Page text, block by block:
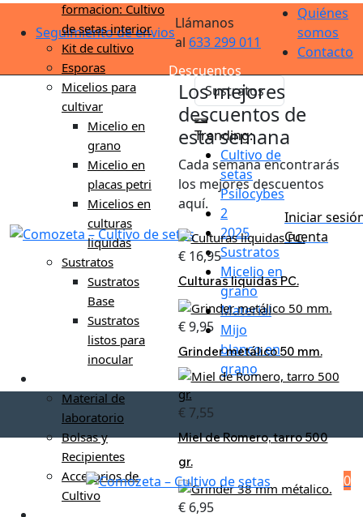
Seguimiento de envios
Llámanos
al 633 299 011
Quiénes
somos
Contacto
Trending:
Cultivo de
setas
Psilocybes
2
2025
Sustratos
Micelio en
grano
Material
Mijo
blanco en
grano
Iniciar
Cuenta
formacion: Cultivo
de setas interior
Kit de cultivo
Esporas
Micelios para
cultivar
Micelio en
grano
Micelio en
placas petri
Micelios en
culturas
liquidas
Sustratos
Sustratos
Base
Sustratos
listos para
inocular
Material de
laboratorio
Bolsas y
Recipientes
Accesorios de
Cultivo
Descuentos
Los mejores
descuentos de
esta semana
Cada semana encontrarás
los mejores descuentos
aquí.
€16,95
Culturas liquidas PC.
€9,95
Grinder metálico 50 mm.
€ 7,55
Miel de Romero, tarro 500
gr.
€6,95
0